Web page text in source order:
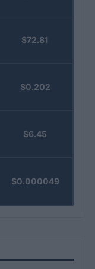
$72.81
$0.202
$6.45
$0.000049